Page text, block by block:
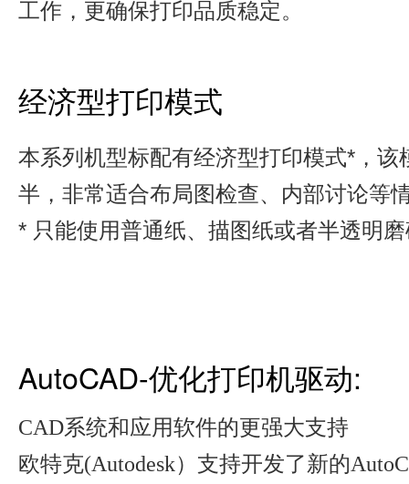
工作，更确保打印品质稳定。
经济型打印模式
本系列机型标配有经济型打印模式*，
半，非常适合布局图检查、内部讨论等
* 只能使用普通纸、描图纸或者半透明
AutoCAD-优化打印机驱动:
CAD系统和应用软件的更强大支持
欧特克(Autodesk）支持开发了新的